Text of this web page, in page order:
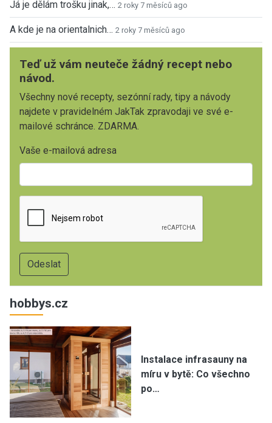
Já je dělám trošku jinak,… 2 roky 7 měsíců ago
A kde je na orientalnich… 2 roky 7 měsíců ago
Teď už vám neuteče žádný recept nebo
návod.
Všechny nové recepty, sezónní rady, tipy a návody
najdete v pravidelném JakTak zpravodaji ve své e-
mailové schránce. ZDARMA.
Vaše e-mailová adresa
hobbys.cz
Instalace infrasauny na
míru v bytě: Co všechno
po…